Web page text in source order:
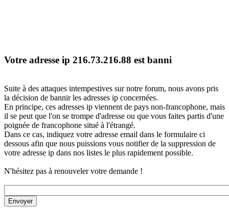
Votre adresse ip 216.73.216.88 est banni
Suite à des attaques intempestives sur notre forum, nous avons pris
la décision de bannir les adresses ip concernées.
En principe, ces adresses ip viennent de pays non-francophone, mais
il se peut que l'on se trompe d'adresse ou que vous faites partis d'une
poignée de francophone situé à l'étrangé.
Dans ce cas, indiquez votre adresse email dans le formulaire ci
dessous afin que nous puissions vous notifier de la suppression de
votre adresse ip dans nos listes le plus rapidement possible.
N'hésitez pas à renouveler votre demande !